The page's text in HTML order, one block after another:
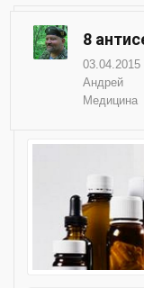
8
03.04.2015
Андрей
Медицина